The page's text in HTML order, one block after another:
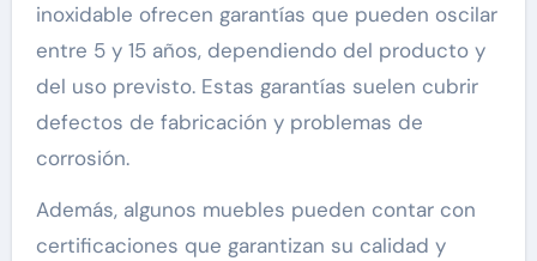
inoxidable ofrecen garantías que pueden oscilar
entre 5 y 15 años, dependiendo del producto y
del uso previsto. Estas garantías suelen cubrir
defectos de fabricación y problemas de
corrosión.
Además, algunos muebles pueden contar con
certificaciones que garantizan su calidad y